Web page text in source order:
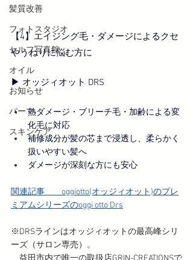
髪質改善
フォトスタジオ
セルフ写真館
オイル
お知らせ
パーマ
スキンケア
【4】エイジング毛・ダメージによるクセ
やうねりに悩む方に
▶︎ オッジィオット DRS
熱ダメージ・ブリーチ毛・加齢による変
化毛に対応
補修成分が髪の芯まで浸透し、柔らかく
扱いやすい髪へ
ダメージが深刻な方にも安心
関連記事 oggiotto(オッジィオット)のプレ
ミアムシリーズのoggi otto Drs
※DRSラインはオッジィオットの最高峰シリ
ーズ（サロン専売）。